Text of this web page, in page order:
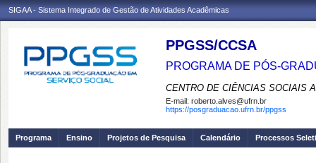
SIGAA - Sistema Integrado de Gestão de Atividades Acadêmicas
PPGSS/CCSA
PROGRAMA DE PÓS-
CENTRO DE CIÊNCIAS SOCIAIS
E-mail: roberto.alves@ufrn.br
https://posgraduacao.ufrn.br/ppgss
Programa Ensino Projetos de Pesquisa Calendário Processos